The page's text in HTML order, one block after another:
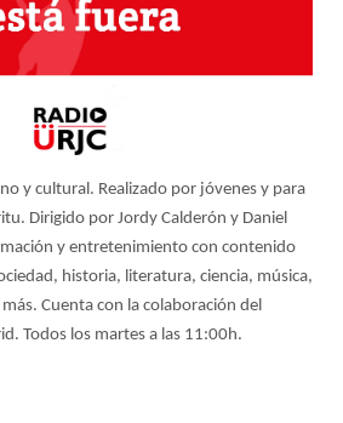
y cultural. Realizado por jóvenes y para
Dirigido por Jordy Calderón y Daniel
y entretenimiento con contenido
historia, literatura, ciencia, música,
Cuenta con la colaboración del
Todos los martes a las 11:00h.